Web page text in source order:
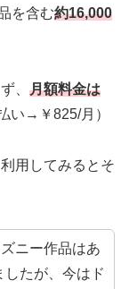
を含む約16,000
、 月額料金は
い→￥825/月）
用してみるとそ
ニー作品はあ
たが、今はド